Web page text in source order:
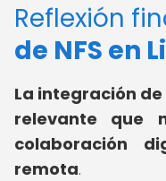
Reflexión
de NFS en
La integración de
relevante que
colaboración
remota.